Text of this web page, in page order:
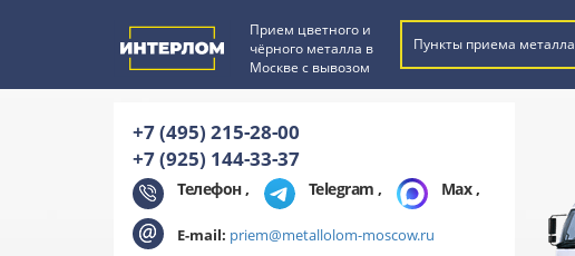
Прием цветного и
чёрного металла в
Москве с вывозом
Пункты приема металла
+7 (495) 215-28-00
+7 (925) 144-33-37
Телефон , Telegram , Max,
E-mail: priem@metallolom-moscow.ru